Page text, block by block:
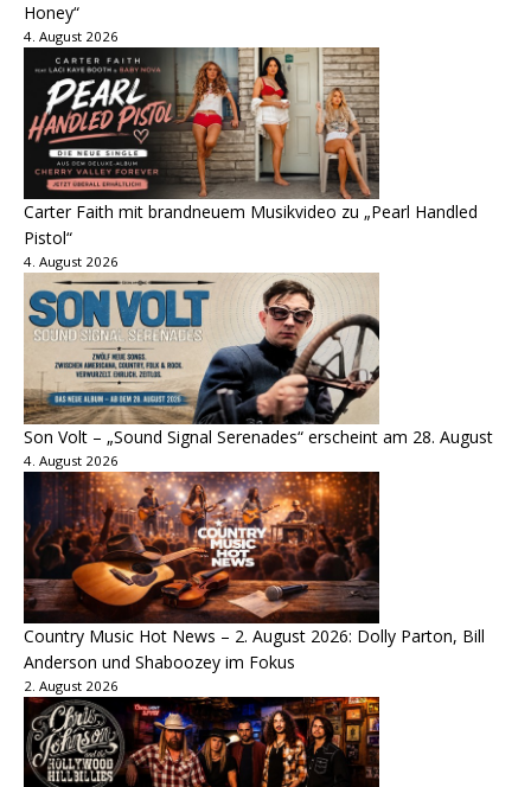
Honey“
4. August 2026
Carter Faith mit brandneuem Musikvideo zu „Pearl Handled
Pistol“
4. August 2026
Son Volt – „Sound Signal Serenades“ erscheint am 28. August
4. August 2026
Country Music Hot News – 2. August 2026: Dolly Parton, Bill
Anderson und Shaboozey im Fokus
2. August 2026